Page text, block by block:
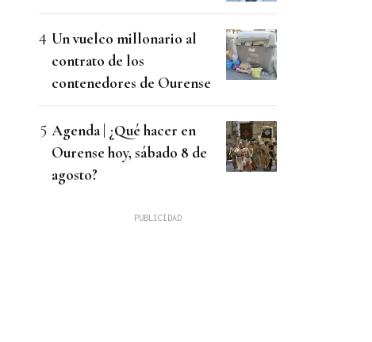
Un vuelco millonario al
contrato de los
contenedores de Ourense
Agenda | ¿Qué hacer en
Ourense hoy, sábado 8 de
agosto?